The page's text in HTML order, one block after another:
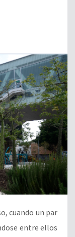
cuando un par
entre ellos